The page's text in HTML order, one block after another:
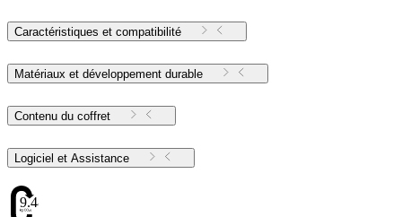
Caractéristiques et compatibilité
Matériaux et développement durable
Contenu du coffret
Logiciel et Assistance
9.48